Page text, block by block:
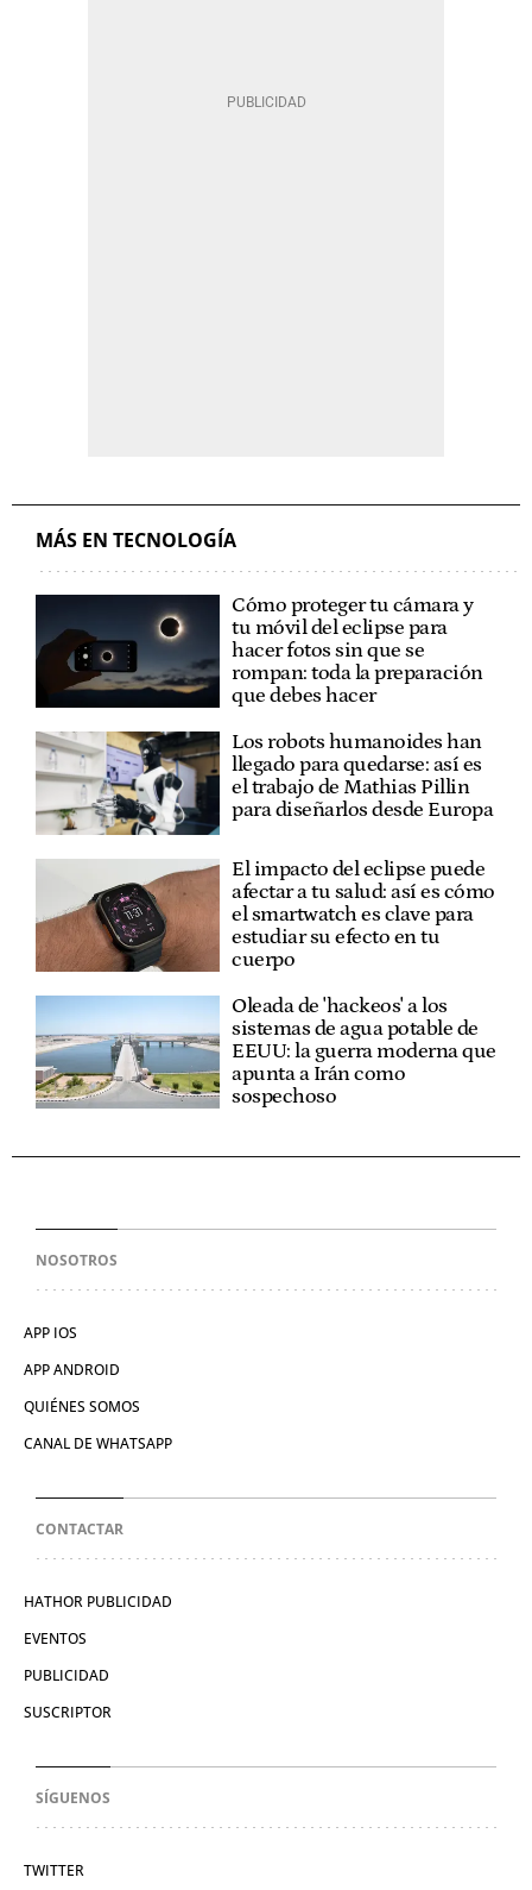
MÁS EN TECNOLOGÍA
Cómo proteger tu cámara y
tu móvil del eclipse para
hacer fotos sin que se
rompan: toda la preparación
que debes hacer
Los robots humanoides han
llegado para quedarse: así es
el trabajo de Mathias Pillin
para diseñarlos desde Europa
El impacto del eclipse puede
afectar a tu salud: así es cómo
el smartwatch es clave para
estudiar su efecto en tu
cuerpo
Oleada de 'hackeos' a los
sistemas de agua potable de
EEUU: la guerra moderna que
apunta a Irán como
sospechoso
NOSOTROS
APP IOS
APP ANDROID
QUIÉNES SOMOS
CANAL DE WHATSAPP
CONTACTAR
HATHOR PUBLICIDAD
EVENTOS
PUBLICIDAD
SUSCRIPTOR
SÍGUENOS
TWITTER